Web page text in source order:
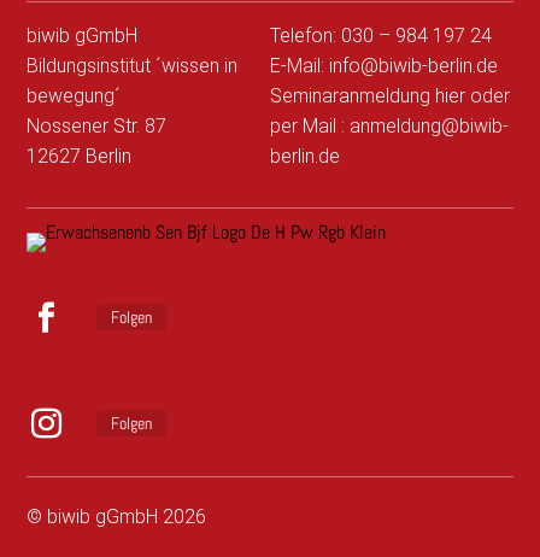
biwib gGmbH
Bildungsinstitut ´wissen in
bewegung´
Nossener Str. 87
12627 Berlin
Telefon: 030 – 984 197 24
E-Mail: info@biwib-berlin.de
Seminaranmeldung hier oder
per Mail : anmeldung@biwib-
berlin.de
c
e
o
o
k
Folgen
s
Folgen
© biwib gGmbH 2026